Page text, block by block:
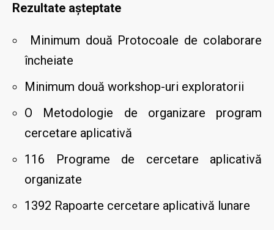
Rezultate așteptate
Minimum două Protocoale de colaborare
încheiate
Minimum două workshop-uri exploratorii
O Metodologie de organizare program
cercetare aplicativă
116 Programe de cercetare aplicativă
organizate
1392 Rapoarte cercetare aplicativă lunare